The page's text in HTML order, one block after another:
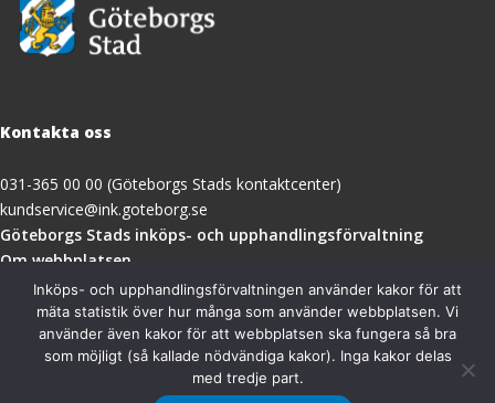
Kontakta oss
031-365 00 00 (Göteborgs Stads kontaktcenter)
kundservice@ink.goteborg.se
Göteborgs Stads inköps- och upphandlingsförvaltning(öppnas
nytt
fönster)
Om webbplatsen
Tillgänglighetsredogörelse
Besöksadress
Göteborgs Stads inköps- och upphandlingsförvaltning
Inköps- och upphandlingsförvaltningen använder kakor för att
mäta statistik över hur många som använder webbplatsen. Vi
använder även kakor för att webbplatsen ska fungera så bra
som möjligt (så kallade nödvändiga kakor). Inga kakor delas
med tredje part.